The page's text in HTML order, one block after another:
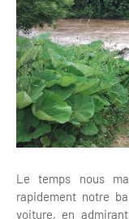
Le temps nous
rapidement notre
voiture, en